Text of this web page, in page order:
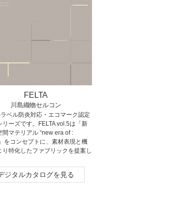
FELTA
川島織物セルコン
ベル防炎対応・エコマーク認定
リーズです。FELTA vol.5は「新
間マテリアル “new era of :
をコンセプトに、素材表現と機
り特化したファブリックを提案し
ジタルカタログを見る